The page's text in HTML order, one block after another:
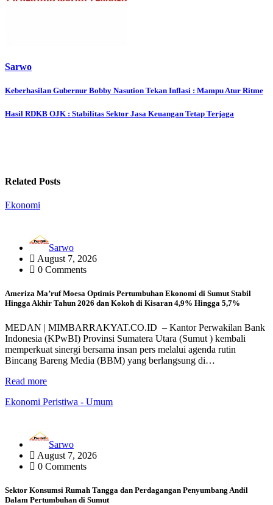
Sarwo
Post
navigation
Keberhasilan Gubernur Bobby Nasution Tekan Inflasi : Mampu Atur Ritme
Hasil RDKB OJK : Stabilitas Sektor Jasa Keuangan Tetap Terjaga
Related Posts
Ekonomi
Sarwo
August 7, 2026
0 Comments
Ameriza Ma’ruf Moesa‎ Optimis Pertumbuhan Ekonomi di Sumut Stabil
Hingga Akhir Tahun 2026 dan Kokoh di Kisaran 4,9% Hingga 5,7%
MEDAN | MIMBARRAKYAT.CO.ID – Kantor Perwakilan Bank
Indonesia (KPwBI) Provinsi Sumatera Utara (Sumut ) kembali
memperkuat sinergi bersama insan pers melalui agenda rutin
Bincang Bareng Media (BBM) yang berlangsung di…
Read more
Ekonomi Peristiwa - Umum
Sarwo
August 7, 2026
0 Comments
Sektor Konsumsi Rumah Tangga dan Perdagangan Penyumbang Andil
Dalam Pertumbuhan di Sumut ‎